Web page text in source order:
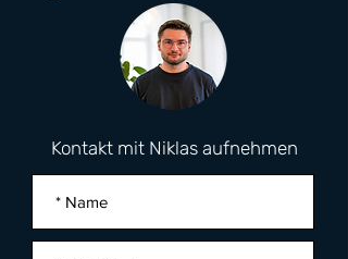
Kontakt mit Niklas aufnehmen